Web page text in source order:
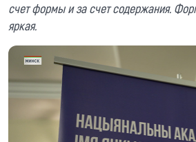
счет формы и за счет содержания.
яркая.